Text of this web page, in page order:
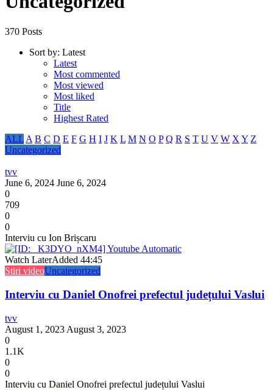
370 Posts
Sort by: Latest
Latest
Most commented
Most viewed
Most liked
Title
Highest Rated
ALL A B C D E F G H I J K L M N O P Q R S T U V W X Y Z
Uncategorized
tvv
June 6, 2024 June 6, 2024
0
709
0
0
Interviu cu Ion Brișcaru
Watch LaterAdded 44:45
Stiri videoUncategorized
Interviu cu Daniel Onofrei prefectul județului Vaslui
tvv
August 1, 2023 August 3, 2023
0
1.1K
0
0
Interviu cu Daniel Onofrei prefectul județului Vaslui